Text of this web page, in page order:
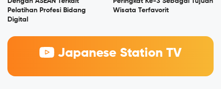
Pelatihan Profesi Bidang
Digital
Wisata Terfavorit
Japanese Station TV